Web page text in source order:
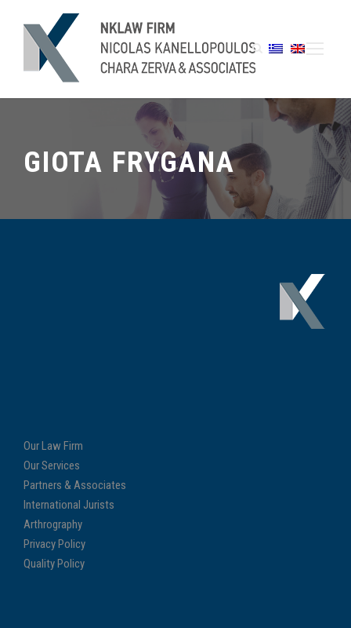
GIOTA FRYGANA
Our Law Firm
Our Services
Partners & Associates
International Jurists
Arthrography
Privacy Policy
Quality Policy